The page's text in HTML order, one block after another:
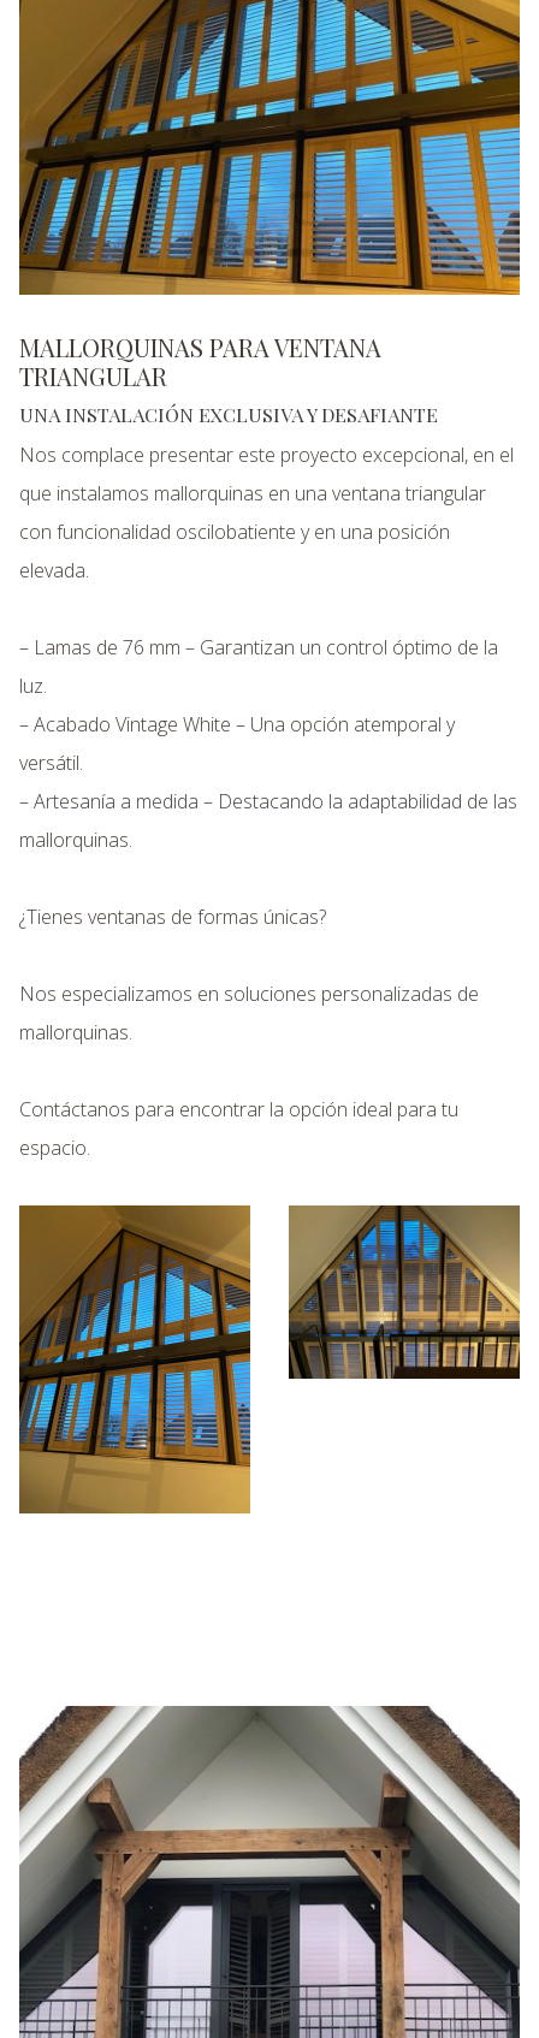
MALLORQUINAS PARA VENTANA
TRIANGULAR
UNA INSTALACIÓN EXCLUSIVA Y DESAFIANTE
Nos complace presentar este proyecto excepcional, en el
que instalamos mallorquinas en una ventana triangular
con funcionalidad oscilobatiente y en una posición
elevada.
– Lamas de 76 mm – Garantizan un control óptimo de la
luz.
– Acabado Vintage White – Una opción atemporal y
versátil.
– Artesanía a medida – Destacando la adaptabilidad de las
mallorquinas.
¿Tienes ventanas de formas únicas?
Nos especializamos en soluciones personalizadas de
mallorquinas.
Contáctanos para encontrar la opción ideal para tu
espacio.